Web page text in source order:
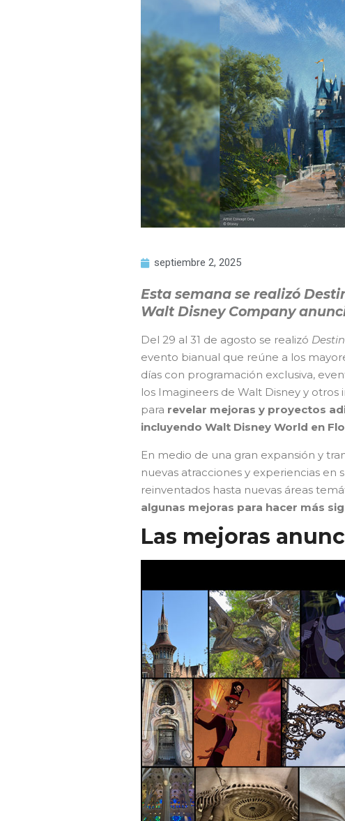
septiembre 2, 2025
Esta semana se realizó
Walt Disney Company
Del 29 al 31 de agosto se realizó
evento bianual que reúne a los
días con programación exclusiva,
los Imagineers de Walt Disney y
para revelar mejoras y proyectos
incluyendo Walt Disney World en
En medio de una gran expansión y
nuevas atracciones y experiencias
reinventados hasta nuevas áreas
algunas mejoras para hacer más
Las mejoras